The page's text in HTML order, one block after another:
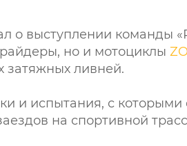
о выступлении команды
райдеры, но и мотоциклы
затяжных ливней.
и испытания, с которыми
на спортивной